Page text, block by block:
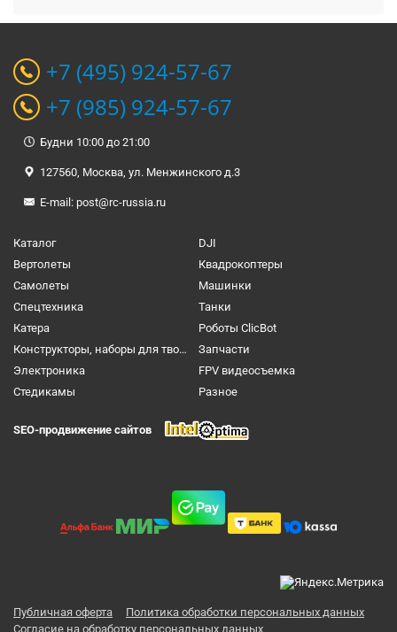
+7 (495) 924-57-67
+7 (985) 924-57-67
Будни 10:00 до 21:00
127560, Москва, ул. Менжинского д.3
E-mail: post@rc-russia.ru
Каталог
DJI
Вертолеты
Квадрокоптеры
Самолеты
Машинки
Спецтехника
Танки
Катера
Роботы ClicBot
Конструкторы, наборы для творчества и настольные игры
Запчасти
Электроника
FPV видеосъемка
Cтедикамы
Разное
SEO-продвижение сайтов
Публичная оферта
Политика обработки персональных данных
Согласие на обработку персональных данных